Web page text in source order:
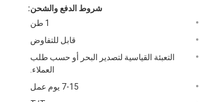
شروط الدفع والشحن:
1 طن
قابل للتفاوض
التعبئة القياسية لتصدير البحر أو حسب طلب
العملاء.
7-15 يوم عمل